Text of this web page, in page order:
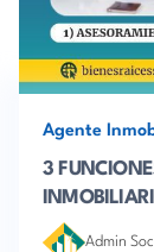
Agente
3
Admin